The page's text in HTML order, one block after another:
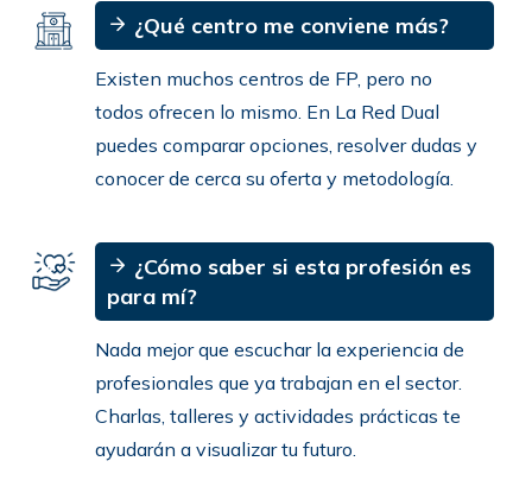
¿Qué centro me conviene más?
Existen muchos centros de FP, pero no
todos ofrecen lo mismo. En La Red Dual
puedes comparar opciones, resolver dudas y
conocer de cerca su oferta y metodología.
¿Cómo saber si esta profesión es
para mí?
Nada mejor que escuchar la experiencia de
profesionales que ya trabajan en el sector.
Charlas, talleres y actividades prácticas te
ayudarán a visualizar tu futuro.